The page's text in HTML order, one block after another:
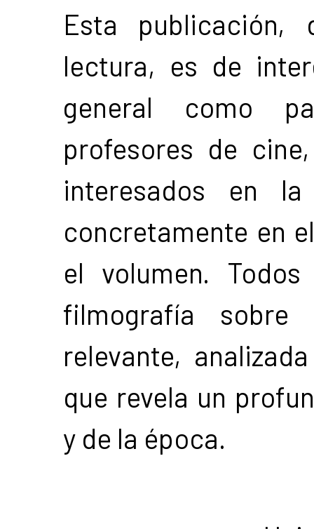
Esta publicación,
lectura, es de
general como
profesores de
interesados en
concretamente en
el volumen.
filmografía sobre
relevante,
que revela un
y de la época.